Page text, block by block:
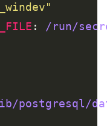
: /run/
postgresql/